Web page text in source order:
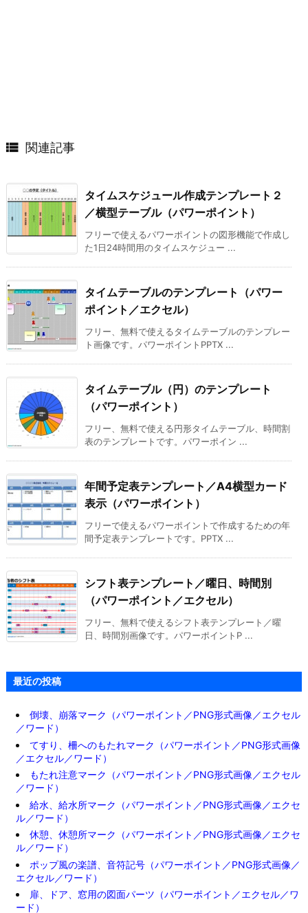
 関連記事
タイムスケジュール作成テンプレート２
／横型テーブル（パワーポイント）
フリーで使えるパワーポイントの図形機能で作成し
た1日24時間用のタイムスケジュー ...
タイムテーブルのテンプレート（パワー
ポイント／エクセル）
フリー、無料で使えるタイムテーブルのテンプレー
ト画像です。パワーポイントPPTX ...
タイムテーブル（円）のテンプレート
（パワーポイント）
フリー、無料で使える円形タイムテーブル、時間割
表のテンプレートです。パワーポイン ...
年間予定表テンプレート／A4横型カード
表示（パワーポイント）
フリーで使えるパワーポイントで作成するための年
間予定表テンプレートです。PPTX ...
シフト表テンプレート／曜日、時間別
（パワーポイント／エクセル）
フリー、無料で使えるシフト表テンプレート／曜
日、時間別画像です。パワーポイントP ...
最近の投稿
倒壊、崩落マーク（パワーポイント／PNG形式画像／エクセル
／ワード）
てすり、柵へのもたれマーク（パワーポイント／PNG形式画像
／エクセル／ワード）
もたれ注意マーク（パワーポイント／PNG形式画像／エクセル
／ワード）
給水、給水所マーク（パワーポイント／PNG形式画像／エクセ
ル／ワード）
休憩、休憩所マーク（パワーポイント／PNG形式画像／エクセ
ル／ワード）
ポップ風の楽譜、音符記号（パワーポイント／PNG形式画像／
エクセル／ワード）
扉、ドア、窓用の図面パーツ（パワーポイント／エクセル／ワ
ード）